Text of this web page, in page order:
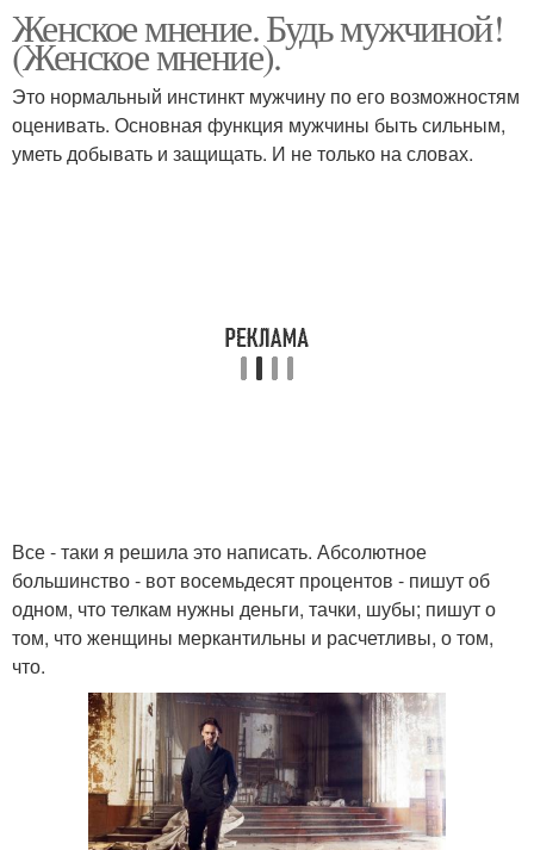
Женское мнение. Будь мужчиной!
(Женское мнение).
Это нормальный инстинкт мужчину по его возможностям
оценивать. Основная функция мужчины быть сильным,
уметь добывать и защищать. И не только на словах.
Все - таки я решила это написать. Абсолютное
большинство - вот восемьдесят процентов - пишут об
одном, что телкам нужны деньги, тачки, шубы; пишут о
том, что женщины меркантильны и расчетливы, о том,
что.